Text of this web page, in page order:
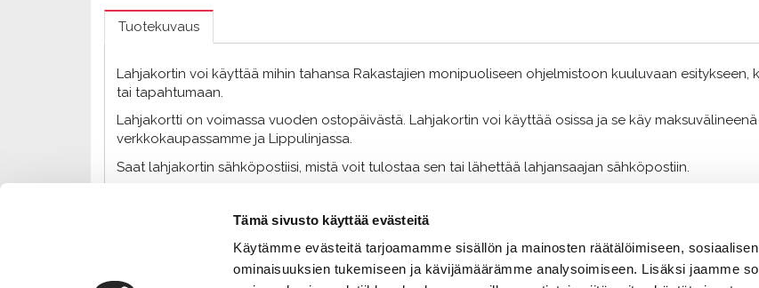
Tämä sivusto käyttää evästeitä
Käytämme evästeitä tarjoamamme sisällön ja mainosten räätälöimiseen,
ominaisuuksien tukemiseen ja kävijämäärämme analysoimiseen. Lisäksi jaamme
Tuotekuvaus
Lahjakortin voi käyttää mihin tahansa Rakastajien monipuoliseen ohjelmistoon kuuluvaan esitykseen,
tai tapahtumaan.
Lahjakortti on voimassa vuoden ostopäivästä. Lahjakortin voi käyttää osissa ja se käy maksuvälineenä
verkkokaupassamme ja Lippulinjassa.
Saat lahjakortin sähköpostiisi, mistä voit tulostaa sen tai lähettää lahjansaajan sähköpostiin.